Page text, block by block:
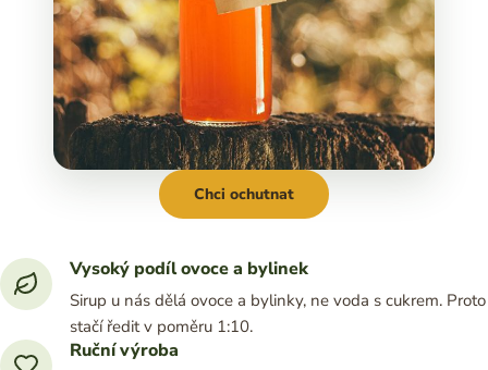
Vysoký podíl ovoce a bylinek
Sirup u nás dělá ovoce a bylinky, ne voda s cukrem. Proto
stačí ředit v poměru 1:10.
Ruční výroba
Chci ochutnat